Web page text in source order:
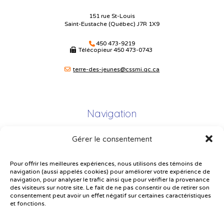
Gérer le consentement
Pour offrir les meilleures expériences, nous utilisons des témoins de
navigation (aussi appelés cookies) pour améliorer votre expérience de
navigation, pour analyser le trafic ainsi que pour vérifier la provenance
des visiteurs sur notre site. Le fait de ne pas consentir ou de retirer son
consentement peut avoir un effet négatif sur certaines caractéristiques
et fonctions.
151 rue St-Louis
Saint-Eustache (Québec) J7R 1X9
450 473-9219
Télécopieur450 473-0743
terre-des-jeunes@cssmi.qc.ca
Navigation
Plan du site
Plainte – service à l’élève
Politique de confidentialité